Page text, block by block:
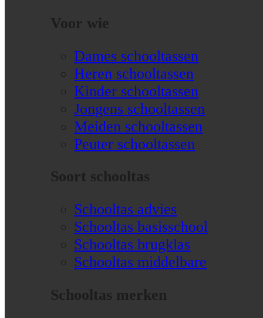
Voor wie
Dames schooltassen
Heren schooltassen
Kinder schooltassen
Jongens schooltassen
Meiden schooltassen
Peuter schooltassen
Soort schooltas
Schooltas advies
Schooltas basisschool
Schooltas brugklas
Schooltas middelbare
Schooltas merken